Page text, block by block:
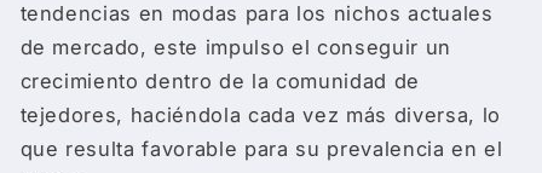
tendencias en modas para los nichos actuales
de mercado, este impulso el conseguir un
crecimiento dentro de la comunidad de
tejedores, haciéndola cada vez más diversa, lo
que resulta favorable para su prevalencia en el